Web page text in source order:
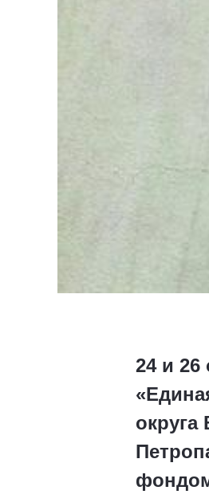
24 и
округа